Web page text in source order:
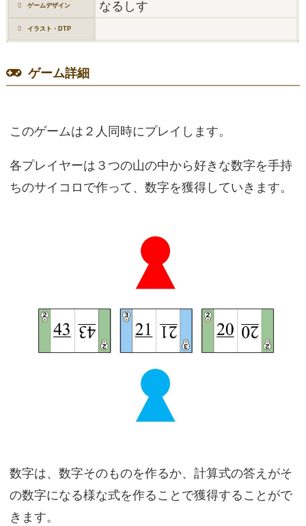
ゲームデザイン なるしす
イラスト・DTP
ゲーム詳細
このゲームは２人同時にプレイします。
各プレイヤーは３つの山の中から好きな数字を手持
ちのサイコロで作って、数字を獲得していきます。
数字は、数字そのものを作るか、計算式の答えがそ
の数字になる様な式を作ることで獲得することがで
きます。